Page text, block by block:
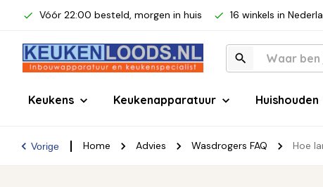
Vóór 22:00 besteld, morgen in huis 16 winkels in
Keukens Keukenapparatuur Huishouden
Vorige Home Advies Wasdrogers FAQ Hoe